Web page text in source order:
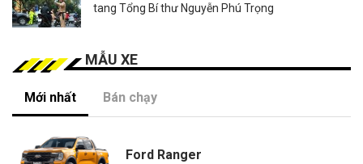
tang Tổng Bí thư Nguyễn Phú Trọng
MẪU XE
Mới nhất Bán chạy
Ford Ranger